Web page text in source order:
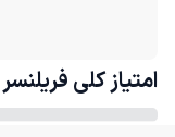
امتیاز کلی فریلنسر